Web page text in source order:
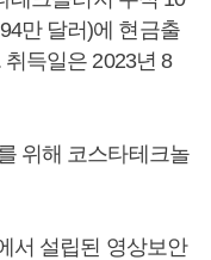
만 달러)에 현금출
득일은 2023년 8
위해 코스타테크놀
서 설립된 영상보안